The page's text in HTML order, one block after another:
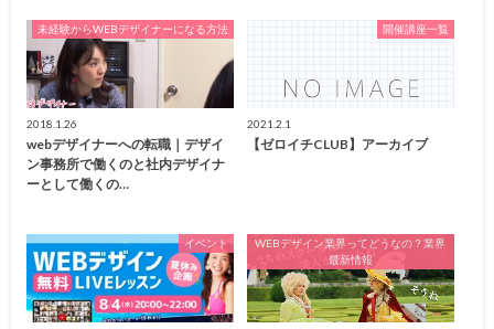
未経験からWEBデザイナーになる方法
2018.1.26
webデザイナーへの転職｜デザイ
ン事務所で働くのと社内デザイナ
ーとして働くの…
開催講座一覧
2021.2.1
【ゼロイチCLUB】アーカイブ
イベント
WEBデザイン業界ってどうなの？業界
最新情報